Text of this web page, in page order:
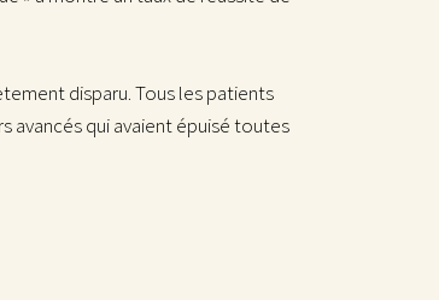
disparu. Tous les patients
avancés qui avaient épuisé toutes